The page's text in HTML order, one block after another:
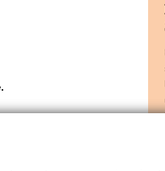
Syyksi
tekniset